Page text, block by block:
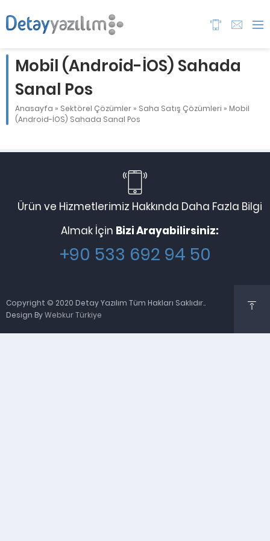
Mobil (Android-İOS) Sahada
Sanal Pos
Anasayfa » Sektörel Çözümler » Saha Satış Çözümleri » Mobil
(Android-İOS) Sahada Sanal Pos
Ürün ve Hizmetlerimiz Hakkında Daha Fazla Bilgi
Almak İçin Bizi Arayabilirsiniz:
+90 533 692 94 50
Copyright © 2020 Detay Yazılım Tüm Hakları Saklıdır..
Design ByWebkur Türkiye